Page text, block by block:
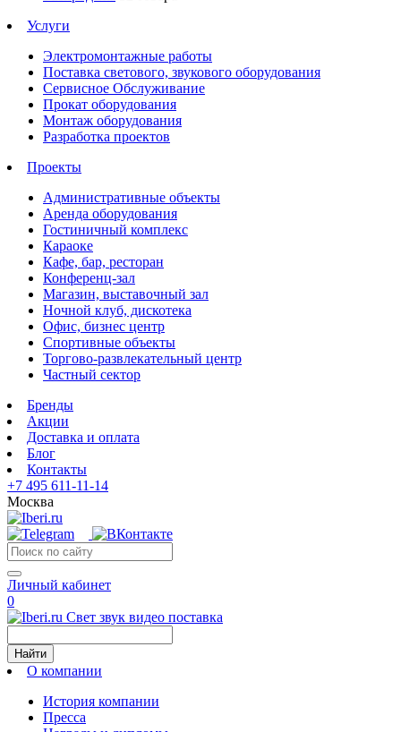
Услуги
Электромонтажные работы
Поставка светового, звукового оборудования
Сервисное Обслуживание
Прокат оборудования
Монтаж оборудования
Разработка проектов
Проекты
Административные объекты
Аренда оборудования
Гостиничный комплекс
Караоке
Кафе, бар, ресторан
Конференц-зал
Магазин, выставочный зал
Ночной клуб, дискотека
Офис, бизнес центр
Спортивные объекты
Торгово-развлекательный центр
Частный сектор
Бренды
Акции
Доставка и оплата
Блог
Контакты
+7 495 611-11-14
Москва
Личный кабинет
0
Свет звук видео поставка
Найти
О компании
История компании
Пресса